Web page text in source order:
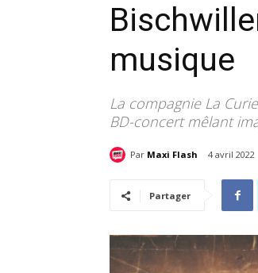
musique
La compagnie La
BD-concert mêlant
Par Maxi Flash 4 avril 2022
Partager